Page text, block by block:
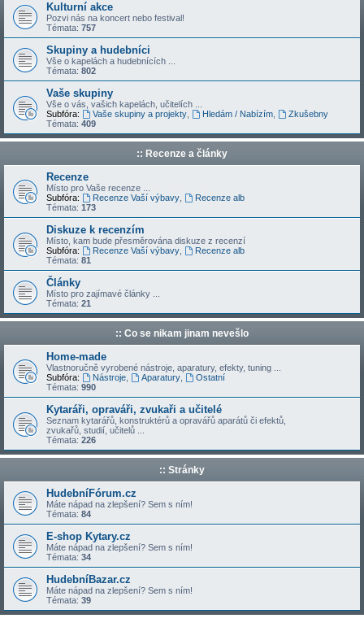
Kulturní akce
Pozvi nás na koncert nebo festival!
Témata: 757
Skupiny a hudebníci
Vše o kapelách a hudebnících ...
Témata: 802
Vaše skupiny
Vše o vás, vašich kapelách, učitelích ...
Subfóra:
Vaše skupiny a projekty, Hledám / Nabízím,
Zkušebny
Témata: 409
:: Recenze a články
Recenze
Místo pro Vaše recenze ...
Subfóra:
Recenze Vaší výbavy,
Recenze alb
Témata: 173
Diskuze k recenzím
Místo, kam bude přesměrována diskuze z recenzí
Subfóra:
Recenze Vaší výbavy,
Recenze alb
Témata: 81
Články
Místo pro zajímavé články ...
Témata: 21
:: Co se nikam jinam nevešlo
Home-made
Vlastnoručně vyrobené nástroje, aparatury, efekty, tuning ...
Subfóra:
Nástroje, Aparatury,
Ostatní
Témata: 990
Kytaráři, opraváři, zvukaři a učitelé
Seznam kytarářů, konstruktérů a opravářů aparátů či efektů,
zvukařů, studií, učitelů ...
Témata: 226
:: Stránky
HudebníFórum.cz
Máte nápad na zlepšení? Sem s ním!
Témata: 84
E-shop Kytary.cz
Máte nápad na zlepšení? Sem s ním!
Témata: 34
HudebníBazar.cz
Máte nápad na zlepšení? Sem s ním!
Témata: 39